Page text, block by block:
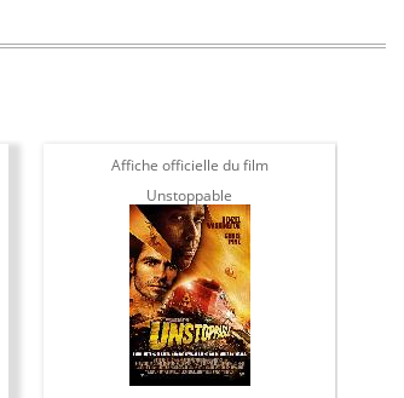
Affiche officielle du film
Unstoppable